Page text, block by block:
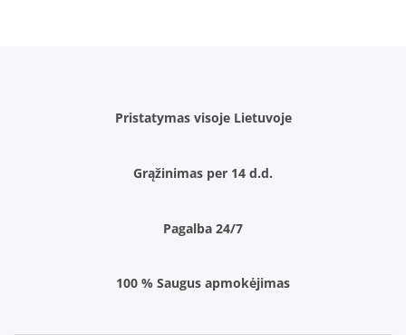
Pristatymas visoje Lietuvoje
Grąžinimas per 14 d.d.
Pagalba 24/7
100 % Saugus apmokėjimas